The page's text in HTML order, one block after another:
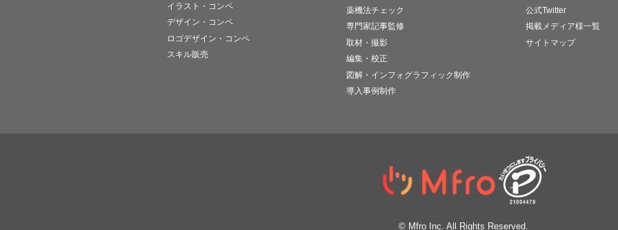
イラスト・コンペ
デザイン・コンペ
ロゴデザイン・コンペ
スキル販売
薬機法チェック
専門家記事監修
取材・撮影
編集・校正
図解・インフォグラフィック制作
導入事例制作
公式Twitter
掲載メディア様一覧
サイトマップ
© Mfro Inc. All Rights Reserved.